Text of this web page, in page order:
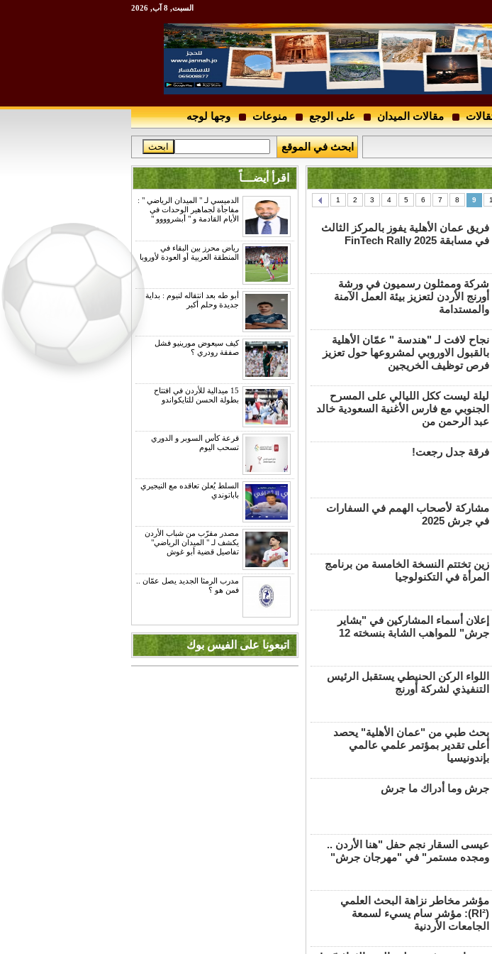
السبت, 8 آب, 2026
مقالات الميدان على الوجع منوعات
وجها لوجه
و " أبشروووو "
ابحث في الموقع
1 2 3 4 5 6 7 8 9
فريق عمان الأهلية يفوز بالمركز الثالث
في مسابقة FinTech Rally 2025
شركة وممثلون رسميون في ورشة
أورنج الأردن لتعزيز بيئة العمل الآمنة
والمستدامة
نجاح لافت لـ "هندسة " عمّان الأهلية
بالقبول الاوروبي لمشروعها حول تعزيز
فرص توظيف الخريجين
ليلة ليست ككل الليالي على المسرح
الجنوبي مع فارس الأغنية السعودية خالد
عبد الرحمن من
فرقة جدل رجعت!
مشاركة لأصحاب الهمم في السفارات
في جرش 2025
زين تختتم النسخة الخامسة من برنامج
المرأة في التكنولوجيا
إعلان أسماء المشاركين في "بشاير
جرش" للمواهب الشابة بنسخته 12
اللواء الركن الحنيطي يستقبل الرئيس
التنفيذي لشركة أورنج
بحث طبي من "عمان الأهلية" يحصد
أعلى تقدير بمؤتمر علمي عالمي
بإندونيسيا
جرش وما أدراك ما جرش
عيسى السقار نجم حفل "هنا الأردن ..
ومجده مستمر" في "مهرجان جرش"
مؤشر مخاطر نزاهة البحث العلمي
(RI²): مؤشر سام يسيء لسمعة
الجامعات الأردنية
اقرأ أيضـــاً
الدميسي لـ " الميدان الرياضي " :
مفاجأة لجماهير الوحدات في
الأيام القادمة و " أبشروووو "
رياض محرز بين البقاء في
المنطقة العربية أو العودة لأوروبا
أبو طه بعد انتقاله لنيوم : بداية
جديدة وحلم أكبر
كيف سيعوض مورينيو فشل
صفقة رودري ؟
15 ميدالية للأردن في افتتاح
بطولة الحسن للتايكواندو
قرعة كأس السوبر و الدوري
تسحب اليوم
السلط يُعلن تعاقده مع النيجيري
باباتوندي
مصدر مقرّب من شباب الأردن
يكشف لـ " الميدان الرياضي"
تفاصيل قضية أبو غوش
مدرب الرمثا الجديد يصل عمّان ..
فمن هو ؟
اتبعونا على الفيس بوك